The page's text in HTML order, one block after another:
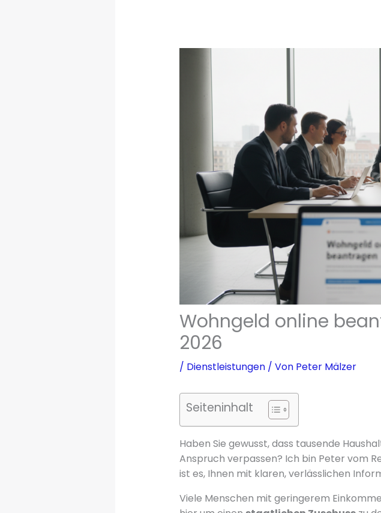
Wohngeld online
2026
/ Dienstleistungen/ Von Peter Mälzer
Seiteninhalt
Haben Sie gewusst, dass tausende
Anspruch verpassen? Ich bin Peter vom
ist es, Ihnen mit klaren, verlässlichen
Viele Menschen mit geringerem